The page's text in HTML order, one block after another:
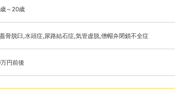
～20歳
骨脱臼,水頭症,尿路結石症,気管虚脱,僧帽弁閉鎖不全症
円前後